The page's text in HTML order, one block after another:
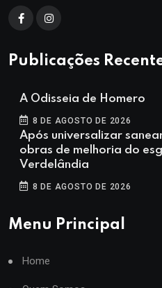
Publicações
A Odisseia de Homero
8 DE AGOSTO DE 2026
Após universalizar
obras de melhoria do
Verdelândia
8 DE AGOSTO DE 2026
Menu Principal
Home